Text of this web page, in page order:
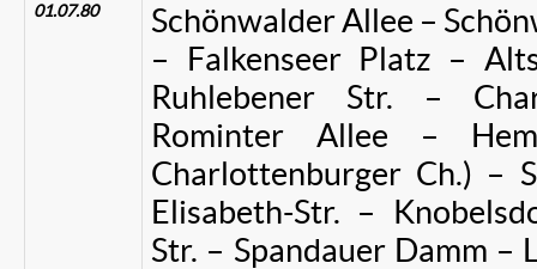
01.07.80
Schönwalder Allee –
– Falkenseer Platz –
Ruhlebener Str. –
Rominter Allee –
Charlottenburger Ch.) –
Elisabeth-Str. –
Str. – Spandauer Damm